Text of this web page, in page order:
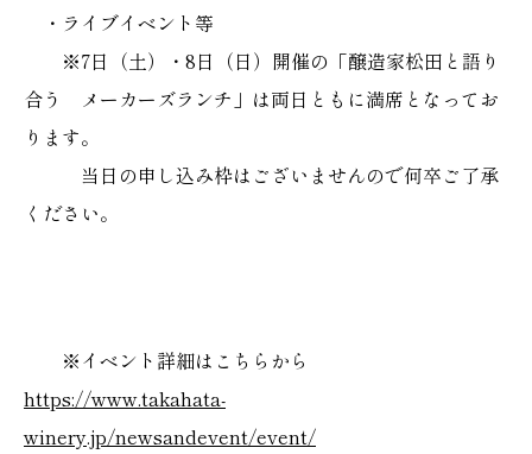
・ライブイベント等
※7日（土）・8日（日）開催の「醸造家松田と語り
合う メーカーズランチ」は両日ともに満席となってお
ります。
当日の申し込み枠はございませんので何卒ご了承
ください。
※イベント詳細はこちらから
https://www.takahata-
winery.jp/newsandevent/event/